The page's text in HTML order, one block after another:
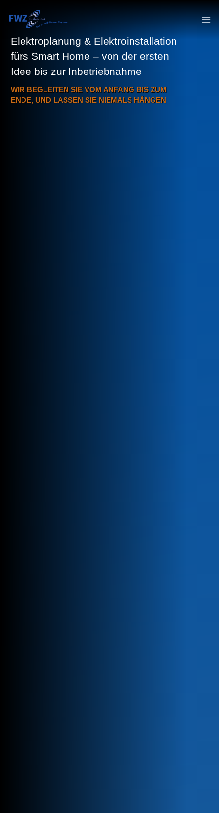
Elektroplanung & Elektroinstallation
fürs Smart Home – von der ersten
Idee bis zur Inbetriebnahme
WIR BEGLEITEN SIE VOM ANFANG BIS ZUM
ENDE, UND LASSEN SIE NIEMALS HÄNGEN